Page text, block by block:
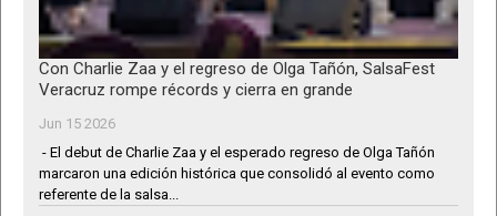
Con Charlie Zaa y el regreso de Olga Tañón, SalsaFest
Veracruz rompe récords y cierra en grande
Jun 15 2026
- El debut de Charlie Zaa y el esperado regreso de Olga Tañón
marcaron una edición histórica que consolidó al evento como
referente de la salsa...